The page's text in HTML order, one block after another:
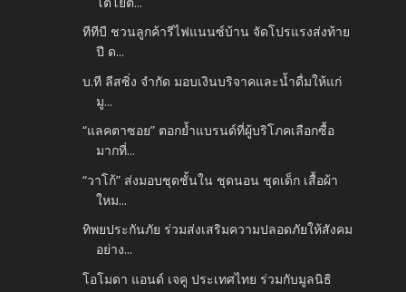
ทีทีบี ชวนลูกค้ารีไฟแนนซ์บ้าน จัดโปรแรงส่งท้าย
ปี ด...
บ.ที ลีสซิ่ง จำกัด มอบเงินบริจาคและน้ำดื่มให้แก่
มู...
“แลคตาซอย” ตอกย้ำแบรนด์ที่ผู้บริโภคเลือกซื้อ
มากที่...
“วาโก้” ส่งมอบชุดชั้นใน ชุดนอน ชุดเด็ก เสื้อผ้า
ใหม...
ทิพยประกันภัย ร่วมส่งเสริมความปลอดภัยให้สังคม
อย่าง...
โอโมดา แอนด์ เจคู ประเทศไทย ร่วมกับมูลนิธิ